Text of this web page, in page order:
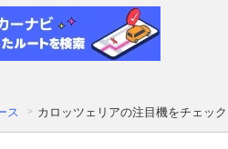
ス カロッツェリアの注目機をチェッ